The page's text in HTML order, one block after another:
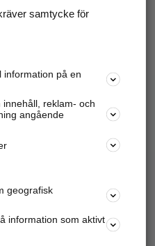
företagsinfo mm.
företaget
och annonsera mot
nära dig.
samtycke för
information på en
reklam- och
angående
geografisk
information som aktivt